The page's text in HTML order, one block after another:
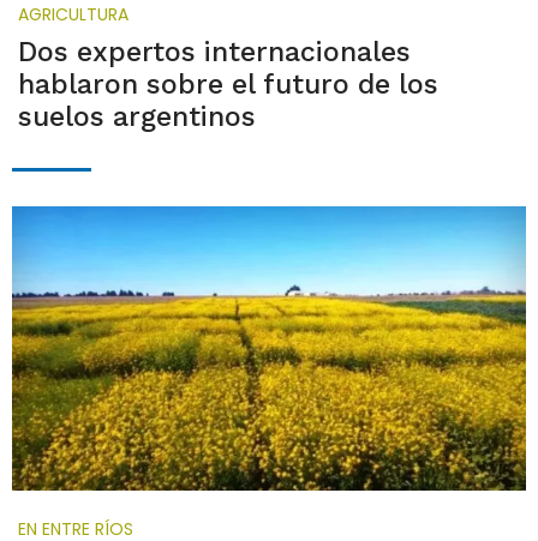
AGRICULTURA
Dos expertos internacionales
hablaron sobre el futuro de los
suelos argentinos
EN ENTRE RÍOS